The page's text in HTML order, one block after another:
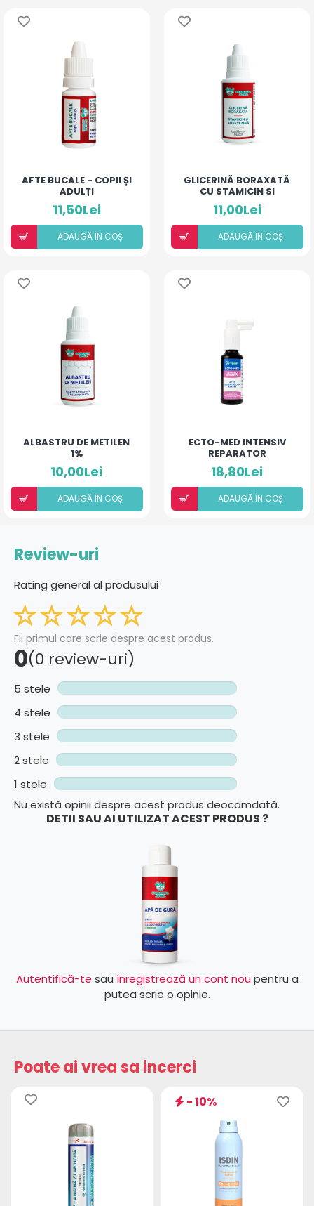
AFTE BUCALE - COPII ȘI
ADULȚI
11,50Lei
ADAUGÃ ÎN COȘ
GLICERINĂ BORAXATĂ
CU STAMICIN SI
ANESTEZINĂ
11,00Lei
ADAUGÃ ÎN COȘ
ALBASTRU DE METILEN
1%
10,00Lei
ADAUGÃ ÎN COȘ
ECTO-MED INTENSIV
REPARATOR
18,80Lei
ADAUGÃ ÎN COȘ
Review-uri
Rating general al produsului
Fii primul care scrie despre acest produs.
0(0 review-uri)
5 stele
4 stele
3 stele
2 stele
1 stele
Nu există opinii despre acest produs deocamdată.
DETII SAU AI UTILIZAT ACEST PRODUS ?
Autentifică-te sau înregistrează un cont nou pentru a
putea scrie o opinie.
Poate ai vrea sa incerci
- 10%